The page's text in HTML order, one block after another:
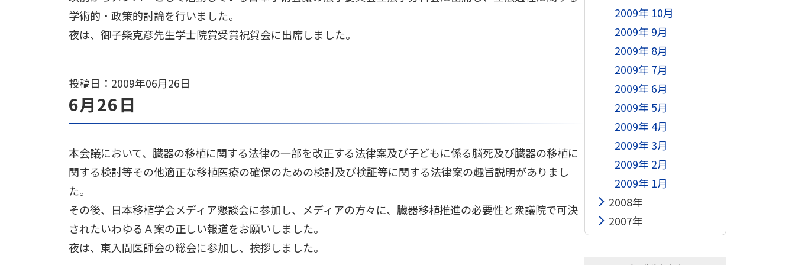
学術的・政策的討論を行いました。
夜は、御子柴克彦先生学士院賞受賞祝賀会に出席しました。
投稿日：2009年06月26日
6月26日
本会議において、臓器の移植に関する法律の一部を改正する法律案及び子どもに係る脳死及び臓器の移植に
関する検討等その他適正な移植医療の確保のための検討及び検証等に関する法律案の趣旨説明がありまし
た。
その後、日本移植学会メディア懇談会に参加し、メディアの方々に、臓器移植推進の必要性と衆議院で可決
されたいわゆるＡ案の正しい報道をお願いしました。
夜は、東入間医師会の総会に参加し、挨拶しました。
2009年 10月
2009年 9月
2009年 8月
2009年 7月
2009年 6月
2009年 5月
2009年 4月
2009年 3月
2009年 2月
2009年 1月
2008年
2007年